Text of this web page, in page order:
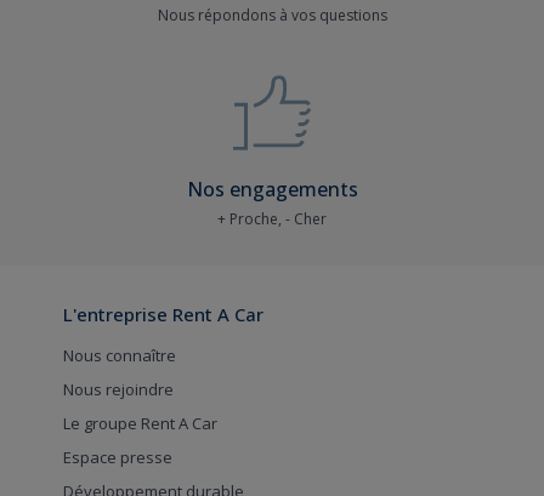
Nous répondons à vos questions
Nos engagements
+ Proche, - Cher
L'entreprise Rent A Car
Nous connaître
Nous rejoindre
Le groupe Rent A Car
Espace presse
Développement durable